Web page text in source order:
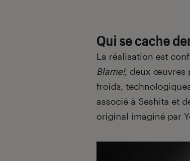
Qui se cache
La réalisation est
Blame!, deux œuvres
froids,
associé à Seshita et
original imaginé par